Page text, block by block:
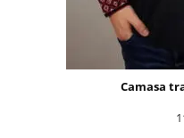
Camasa